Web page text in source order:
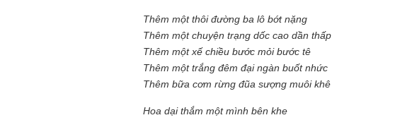
Thêm một thôi đường ba lô bớt nặng
Thêm một chuyện trạng dốc cao dần thấp
Thêm một xế chiều bước mỏi bước tê
Thêm một trắng đêm đại ngàn buốt nhức
Thêm bữa cơm rừng đũa sượng muôi khê
Hoa dại thắm một mình bên khe